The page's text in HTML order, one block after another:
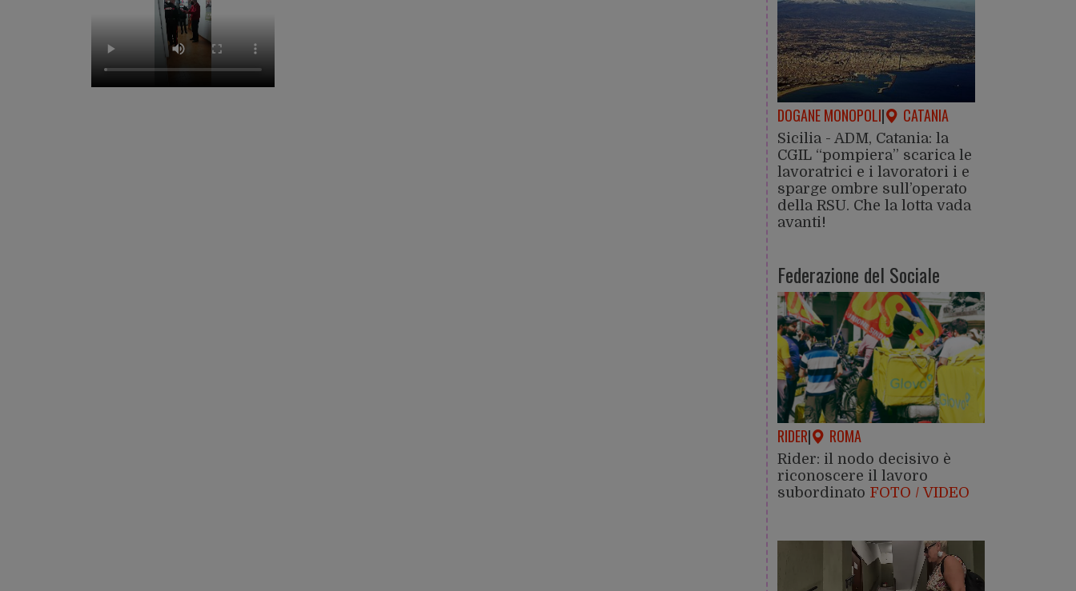
DOGANE MONOPOLI| CATANIA
Sicilia - ADM, Catania: la
CGIL “pompiera” scarica le
lavoratrici e i lavoratori i e
sparge ombre sull’operato
della RSU. Che la lotta vada
avanti!
Federazione del Sociale
RIDER| ROMA
Rider: il nodo decisivo è
riconoscere il lavoro
subordinato FOTO / VIDEO